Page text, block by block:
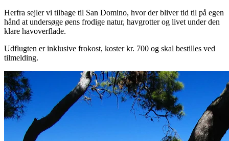
Herfra sejler vi tilbage til San Domino, hvor der bliver tid til på egen
hånd at undersøge øens frodige natur, havgrotter og livet under den
klare havoverflade.
Udflugten er inklusive frokost, koster kr. 700 og skal bestilles ved
tilmelding.